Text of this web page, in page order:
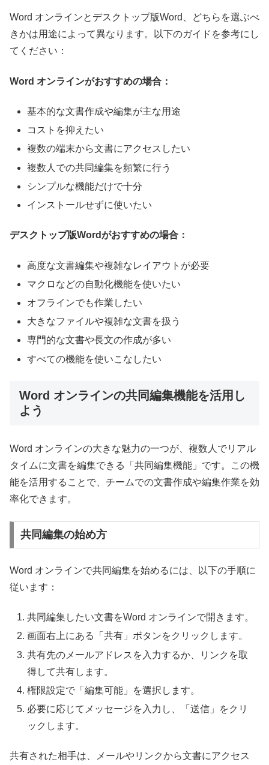
Word オンラインとデスクトップ版Word、どちらを選ぶべ
きかは用途によって異なります。以下のガイドを参考にし
てください：
Word オンラインがおすすめの場合：
基本的な文書作成や編集が主な用途
コストを抑えたい
複数の端末から文書にアクセスしたい
複数人での共同編集を頻繁に行う
シンプルな機能だけで十分
インストールせずに使いたい
デスクトップ版Wordがおすすめの場合：
高度な文書編集や複雑なレイアウトが必要
マクロなどの自動化機能を使いたい
オフラインでも作業したい
大きなファイルや複雑な文書を扱う
専門的な文書や長文の作成が多い
すべての機能を使いこなしたい
Word オンラインの共同編集機能を活用し
よう
Word オンラインの大きな魅力の一つが、複数人でリアル
タイムに文書を編集できる「共同編集機能」です。この機
能を活用することで、チームでの文書作成や編集作業を効
率化できます。
共同編集の始め方
Word オンラインで共同編集を始めるには、以下の手順に
従います：
共同編集したい文書をWord オンラインで開きます。
画面右上にある「共有」ボタンをクリックします。
共有先のメールアドレスを入力するか、リンクを取
得して共有します。
権限設定で「編集可能」を選択します。
必要に応じてメッセージを入力し、「送信」をクリ
ックします。
共有された相手は、メールやリンクから文書にアクセス